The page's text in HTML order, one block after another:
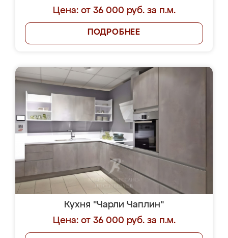
Цена: от 36 000 руб. за п.м.
ПОДРОБНЕЕ
Кухня "Чарли Чаплин"
Цена: от 36 000 руб. за п.м.